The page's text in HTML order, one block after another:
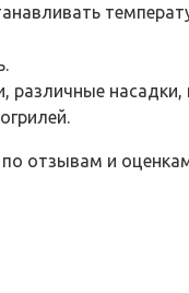
насадки,
отзывам и